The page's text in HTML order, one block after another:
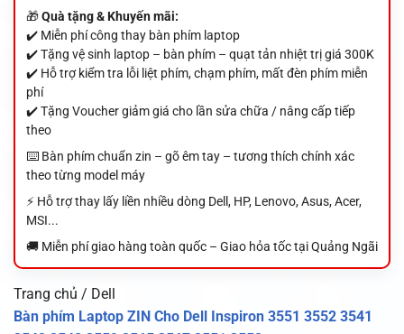
🎁Quà tặng & Khuyến mãi:
✔️ Miễn phí công thay bàn phím laptop
✔️ Tặng vệ sinh laptop – bàn phím – quạt tản nhiệt trị giá 300K
✔️ Hỗ trợ kiểm tra lỗi liệt phím, chạm phím, mất đèn phím miễn
phí
✔️ Tặng Voucher giảm giá cho lần sửa chữa / nâng cấp tiếp
theo
⌨️ Bàn phím chuẩn zin – gõ êm tay – tương thích chính xác
theo từng model máy
⚡ Hỗ trợ thay lấy liền nhiều dòng Dell, HP, Lenovo, Asus, Acer,
MSI...
🚚 Miễn phí giao hàng toàn quốc – Giao hỏa tốc tại Quảng Ngãi
Trang chủ / Dell
Bàn phím Laptop ZIN Cho Dell Inspiron 3551 3552 3541